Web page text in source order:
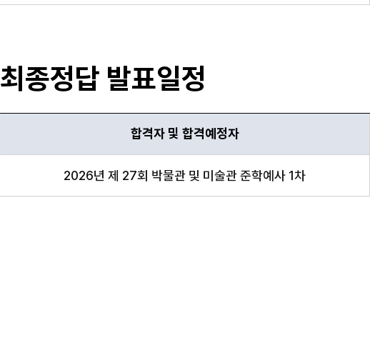
최종정답 발표일정
합격자 및 합격예정자
2026년 제 27회 박물관 및 미술관 준학예사 1차